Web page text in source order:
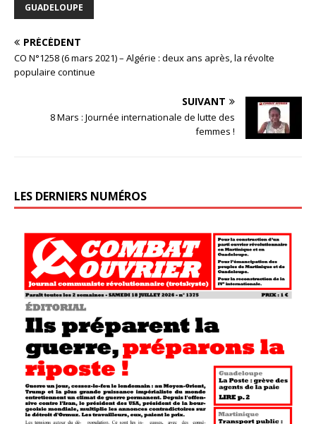
GUADELOUPE
PRÉCÉDENT
CO N°1258 (6 mars 2021) – Algérie : deux ans après, la révolte
populaire continue
SUIVANT
8 Mars : Journée internationale de lutte des
femmes !
LES DERNIERS NUMÉROS